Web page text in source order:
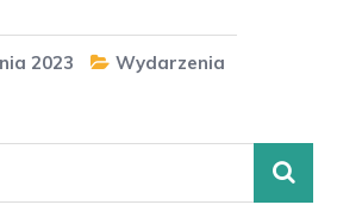
2023 Wydarzenia